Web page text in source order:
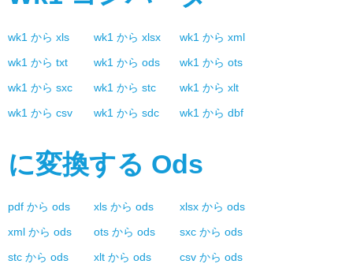
wk1 から xls wk1 から xlsx wk1 から xml
wk1 から txt wk1 から ods wk1 から ots
wk1 から sxc wk1 から stc wk1 から xlt
wk1 から csv wk1 から sdc wk1 から dbf
に変換する Ods
pdf から ods xls から ods xlsx から ods
xml から ods ots から ods sxc から ods
stc から ods xlt から ods csv から ods